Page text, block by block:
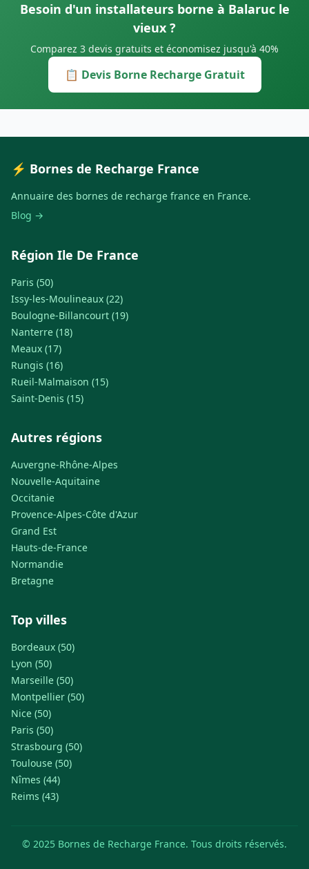
Besoin d'un installateurs borne à Balaruc le
vieux ?
Comparez 3 devis gratuits et économisez jusqu'à 40%
📋 Devis Borne Recharge Gratuit
⚡ Bornes de Recharge France
Annuaire des bornes de recharge france en France.
Blog →
Région Ile De France
Paris (50)
Issy-les-Moulineaux (22)
Boulogne-Billancourt (19)
Nanterre (18)
Meaux (17)
Rungis (16)
Rueil-Malmaison (15)
Saint-Denis (15)
Autres régions
Auvergne-Rhône-Alpes
Nouvelle-Aquitaine
Occitanie
Provence-Alpes-Côte d'Azur
Grand Est
Hauts-de-France
Normandie
Bretagne
Top villes
Bordeaux (50)
Lyon (50)
Marseille (50)
Montpellier (50)
Nice (50)
Paris (50)
Strasbourg (50)
Toulouse (50)
Nîmes (44)
Reims (43)
© 2025 Bornes de Recharge France. Tous droits réservés.